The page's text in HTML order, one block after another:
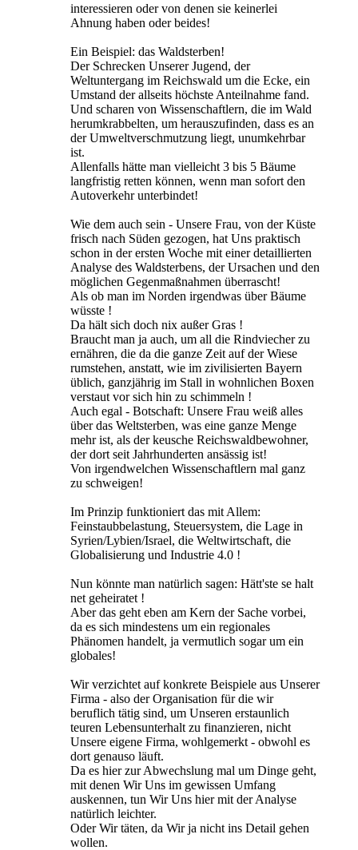
interessieren oder von denen sie keinerlei
Ahnung haben oder beides!
Ein Beispiel: das Waldsterben!
Der Schrecken Unserer Jugend, der
Weltuntergang im Reichswald um die Ecke, ein
Umstand der allseits höchste Anteilnahme fand.
Und scharen von Wissenschaftlern, die im Wald
herumkrabbelten, um herauszufinden, dass es an
der Umweltverschmutzung liegt, unumkehrbar
ist.
Allenfalls hätte man vielleicht 3 bis 5 Bäume
langfristig retten können, wenn man sofort den
Autoverkehr unterbindet!
Wie dem auch sein - Unsere Frau, von der Küste
frisch nach Süden gezogen, hat Uns praktisch
schon in der ersten Woche mit einer detaillierten
Analyse des Waldsterbens, der Ursachen und den
möglichen Gegenmaßnahmen überrascht!
Als ob man im Norden irgendwas über Bäume
wüsste !
Da hält sich doch nix außer Gras !
Braucht man ja auch, um all die Rindviecher zu
ernähren, die da die ganze Zeit auf der Wiese
rumstehen, anstatt, wie im zivilisierten Bayern
üblich, ganzjährig im Stall in wohnlichen Boxen
verstaut vor sich hin zu schimmeln !
Auch egal - Botschaft: Unsere Frau weiß alles
über das Weltsterben, was eine ganze Menge
mehr ist, als der keusche Reichswaldbewohner,
der dort seit Jahrhunderten ansässig ist!
Von irgendwelchen Wissenschaftlern mal ganz
zu schweigen!
Im Prinzip funktioniert das mit Allem:
Feinstaubbelastung, Steuersystem, die Lage in
Syrien/Lybien/Israel, die Weltwirtschaft, die
Globalisierung und Industrie 4.0 !
Nun könnte man natürlich sagen: Hätt'ste se halt
net geheiratet !
Aber das geht eben am Kern der Sache vorbei,
da es sich mindestens um ein regionales
Phänomen handelt, ja vermutlich sogar um ein
globales!
Wir verzichtet auf konkrete Beispiele aus Unserer
Firma - also der Organisation für die wir
beruflich tätig sind, um Unseren erstaunlich
teuren Lebensunterhalt zu finanzieren, nicht
Unsere eigene Firma, wohlgemerkt - obwohl es
dort genauso läuft.
Da es hier zur Abwechslung mal um Dinge geht,
mit denen Wir Uns im gewissen Umfang
auskennen, tun Wir Uns hier mit der Analyse
natürlich leichter.
Oder Wir täten, da Wir ja nicht ins Detail gehen
wollen.